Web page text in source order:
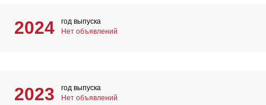
2024
год выпуска
Нет объявлений
2023
год выпуска
Нет объявлений